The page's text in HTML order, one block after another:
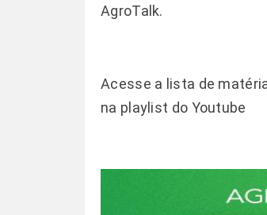
AgroTalk.
Acesse a lista de
na playlist do Youtube